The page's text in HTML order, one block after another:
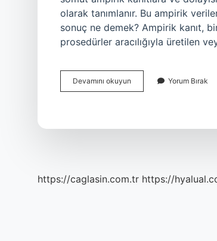
olarak tanımlanır. Bu ampirik
sonuç ne demek? Ampirik kanıt,
prosedürler aracılığıyla üretilen
Devamını okuyun
Ne
Yorum Bırak
https://caglasin.com.tr https://